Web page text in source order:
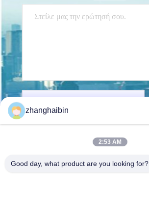
zhanghaibin
2:53 AM
Good day, what product are you looking for?